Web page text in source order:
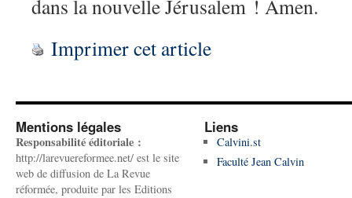
dans la nouvelle Jérusalem ! Amen.
Imprimer cet article
Mentions légales
Responsabilité éditoriale :
http://larevuereformee.net/ est le site
web de diffusion de La Revue
réformée, produite par les Editions
Liens
Calvini.st
Faculté Jean Calvin